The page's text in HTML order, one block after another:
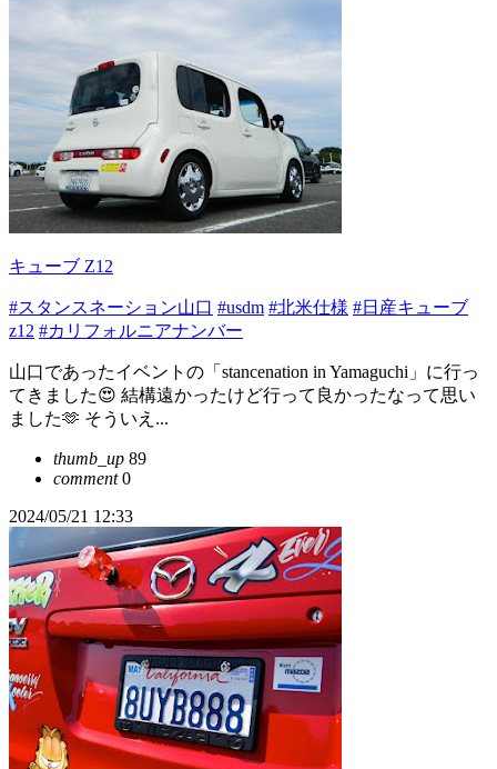
キューブ Z12
#スタンスネーション山口 #usdm #北米仕様 #日産キューブ
z12 #カリフォルニアナンバー
山口であったイベントの「stancenation in Yamaguchi」に行っ
てきました😍 結構遠かったけど行って良かったなって思い
ました🫶 そういえ...
thumb_up 89
comment0
2024/05/21 12:33